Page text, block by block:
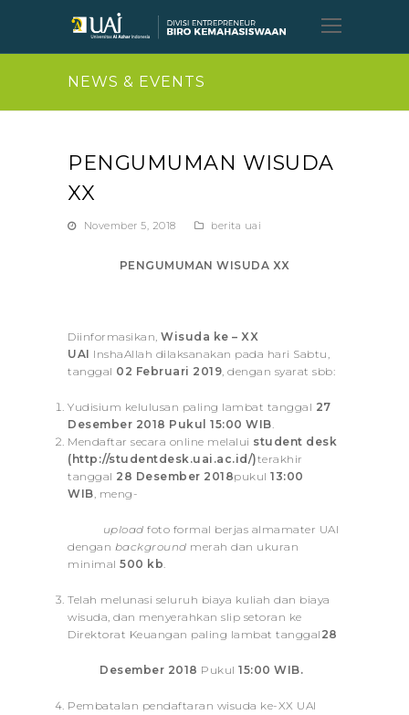
Open
Mobile
NEWS & EVENTS
PENGUMUMAN WISUDA
XX
November 5, 2018 berita uai
PENGUMUMAN WISUDA XX
Diinformasikan, Wisuda ke – XX
UAI InshaAllah dilaksanakan pada hari Sabtu,
tanggal 02 Februari 2019, dengan syarat sbb:
Yudisium kelulusan paling lambat tanggal 27
Desember 2018 Pukul 15:00 WIB.
Mendaftar secara online melalui student desk
(http://studentdesk.uai.ac.id/)terakhir
tanggal 28 Desember 2018pukul 13:00
WIB, meng-
upload foto formal berjas almamater UAI
dengan background merah dan ukuran
minimal 500 kb.
Telah melunasi seluruh biaya kuliah dan biaya
wisuda, dan menyerahkan slip setoran ke
Direktorat Keuangan paling lambat tanggal 28
Desember 2018 Pukul 15:00 WIB.
Pembatalan pendaftaran wisuda ke-XX UAI